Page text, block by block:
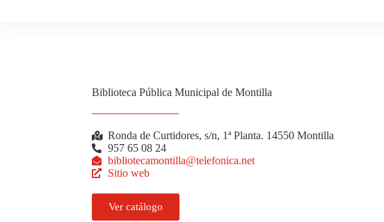
Biblioteca Pública Municipal de Montilla
Ronda de Curtidores, s/n, 1ª Planta. 14550 Montilla
957 65 08 24
bibliotecamontilla@telefonica.net
Sitio web
Ver catálogo